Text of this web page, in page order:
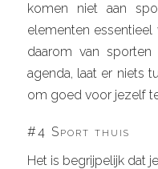
komen niet aan
elementen
daarom van
agenda, laat er niets
om goed voor jezelf
#4 Sport thuis
Het is begrijpelijk dat